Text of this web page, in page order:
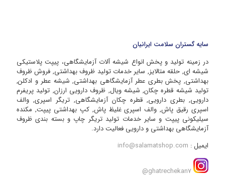
سایه گستران سلامت ایرانیان
در زمینه تولید و پخش انواع شیشه آلات آزمایشگاهی، پیپت پلاستیکی
شیشه ای, حلقه متالایز, سایر خدمات تولید ظروف بهداشتی, فروش ظروف
بهداشتی, پخش بطری عطر آزمایشگاهی بهداشتی, شیشه عطر و ادکلن,
تولید شیشه قطره چکان, شیشه ویال, ظروف دارویی ارزان, تولید پریفرم
دارویی, بطری دارویی, قطره چکان آزمایشگاهی, تریگر اسپری, والف
اسپری رقیق پاش, والف اسپری غلیظ پاش, کپ بهداشتی پیپت, مکنده
سیلیکونی پیپت و سایر خدمات تولید تریگر چاپ و بسته بندی ظروف
آزمایشگاهی بهداشتی و دارویی فعالیت دارد.
ایمیل : info@salamatshop.com
ghatrechekan7@